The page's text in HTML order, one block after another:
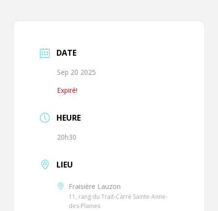
DATE
Sep 20 2025
Expiré!
HEURE
20h30
LIEU
Fraisière Lauzon
11, rang du Trait-Carré Sainte-Anne-
des-Plaines